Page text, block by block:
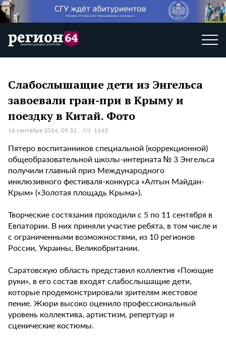
Слабослышащие дети из Энгельса
завоевали гран-при в Крыму и
поездку в Китай. Фото
16 сентября 2014, 09:32 1143
Пятеро воспитанников специальной (коррекционной)
общеобразовательной школы-интерната № 3 Энгельса
получили главный приз Международного
инклюзивного фестиваля-конкурса «Алтын Майдан-
Крым» («Золотая площадь Крыма»).
Творческие состязания проходили с 5 по 11 сентября в
Евпатории. В них приняли участие ребята, в том числе и
с ограниченными возможностями, из 10 регионов
России, Украины, Великобритании.
Саратовскую область представил коллектив «Поющие
руки», в его состав входят слабослышащие дети,
которые продемонстрировали зрителям жестовое
пение. Жюри высоко оценило профессиональный
уровень коллектива, артистизм, репертуар и
сценические костюмы.